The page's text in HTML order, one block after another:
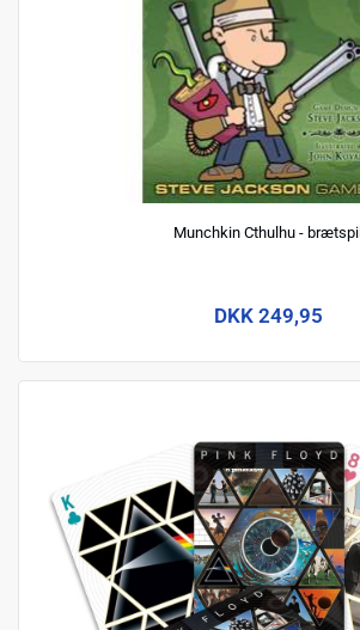
Munchkin Cthulhu - brætspil
DKK 249,95